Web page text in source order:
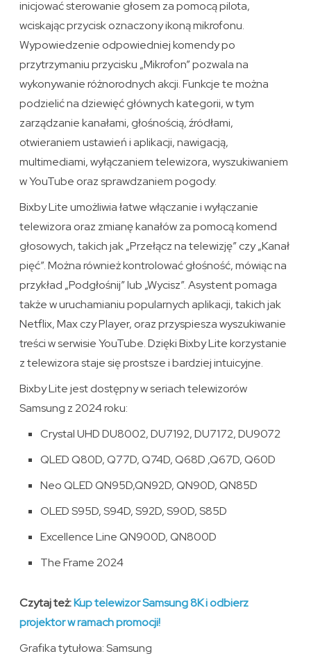
inicjować sterowanie głosem za pomocą pilota,
wciskając przycisk oznaczony ikoną mikrofonu.
Wypowiedzenie odpowiedniej komendy po
przytrzymaniu przycisku „Mikrofon” pozwala na
wykonywanie różnorodnych akcji. Funkcje te można
podzielić na dziewięć głównych kategorii, w tym
zarządzanie kanałami, głośnością, źródłami,
otwieraniem ustawień i aplikacji, nawigacją,
multimediami, wyłączaniem telewizora, wyszukiwaniem
w YouTube oraz sprawdzaniem pogody.
Bixby Lite umożliwia łatwe włączanie i wyłączanie
telewizora oraz zmianę kanałów za pomocą komend
głosowych, takich jak „Przełącz na telewizję” czy „Kanał
pięć”. Można również kontrolować głośność, mówiąc na
przykład „Podgłośnij” lub „Wycisz”. Asystent pomaga
także w uruchamianiu popularnych aplikacji, takich jak
Netflix, Max czy Player, oraz przyspiesza wyszukiwanie
treści w serwisie YouTube. Dzięki Bixby Lite korzystanie
z telewizora staje się prostsze i bardziej intuicyjne.
Bixby Lite jest dostępny w seriach telewizorów
Samsung z 2024 roku:
Crystal UHD DU8002, DU7192, DU7172, DU9072
QLED Q80D, Q77D, Q74D, Q68D ,Q67D, Q60D
Neo QLED QN95D,QN92D, QN90D, QN85D
OLED S95D, S94D, S92D, S90D, S85D
Excellence Line QN900D, QN800D
The Frame 2024
Czytaj też:Kup telewizor Samsung 8K i odbierz
projektor w ramach promocji!
Grafika tytułowa: Samsung